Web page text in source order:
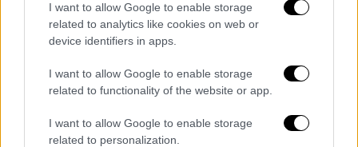
I want to allow Google to enable storage
related to analytics like cookies on web or
device identifiers in apps.
I want to allow Google to enable storage
related to functionality of the website or app.
I want to allow Google to enable storage
related to personalization.